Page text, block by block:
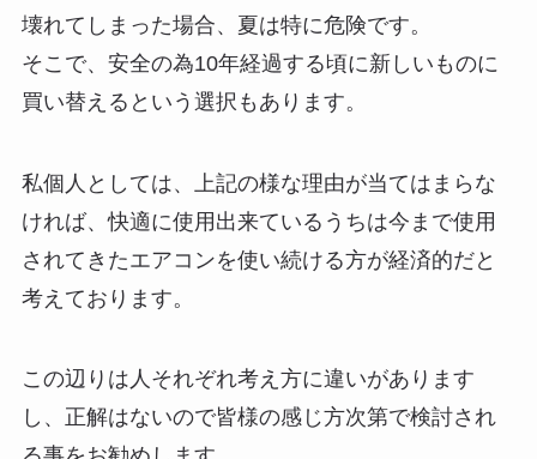
壊れてしまった場合、夏は特に危険です。
そこで、安全の為10年経過する頃に新しいものに
買い替えるという選択もあります。
私個人としては、上記の様な理由が当てはまらな
ければ、快適に使用出来ているうちは今まで使用
されてきたエアコンを使い続ける方が経済的だと
考えております。
この辺りは人それぞれ考え方に違いがあります
し、正解はないので皆様の感じ方次第で検討され